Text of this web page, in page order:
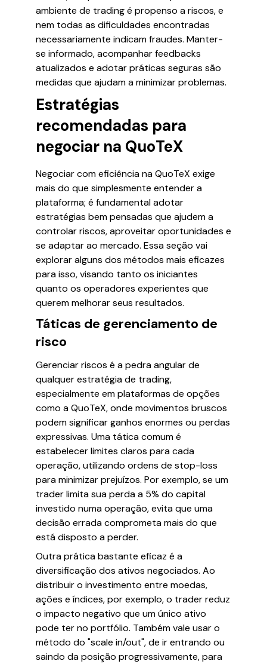
ambiente de trading é propenso a riscos, e
nem todas as dificuldades encontradas
necessariamente indicam fraudes. Manter-
se informado, acompanhar feedbacks
atualizados e adotar práticas seguras são
medidas que ajudam a minimizar problemas.
Estratégias
recomendadas para
negociar na QuoTeX
Negociar com eficiência na QuoTeX exige
mais do que simplesmente entender a
plataforma; é fundamental adotar
estratégias bem pensadas que ajudem a
controlar riscos, aproveitar oportunidades e
se adaptar ao mercado. Essa seção vai
explorar alguns dos métodos mais eficazes
para isso, visando tanto os iniciantes
quanto os operadores experientes que
querem melhorar seus resultados.
Táticas de gerenciamento de
risco
Gerenciar riscos é a pedra angular de
qualquer estratégia de trading,
especialmente em plataformas de opções
como a QuoTeX, onde movimentos bruscos
podem significar ganhos enormes ou perdas
expressivas. Uma tática comum é
estabelecer limites claros para cada
operação, utilizando ordens de stop-loss
para minimizar prejuízos. Por exemplo, se um
trader limita sua perda a 5% do capital
investido numa operação, evita que uma
decisão errada comprometa mais do que
está disposto a perder.
Outra prática bastante eficaz é a
diversificação dos ativos negociados. Ao
distribuir o investimento entre moedas,
ações e índices, por exemplo, o trader reduz
o impacto negativo que um único ativo
pode ter no portfólio. Também vale usar o
método do "scale in/out", de ir entrando ou
saindo da posição progressivamente, para